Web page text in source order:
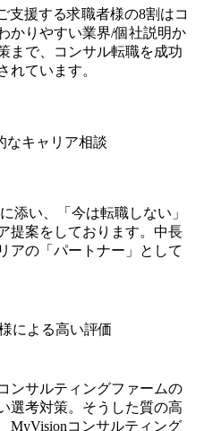
だわらず、アドバイスを素
る方
SU 1day選考会を開催いた
構築」や「物流・調達コ
的なテーマに留まらずクラ
「グリーントランスフォー
、グローバル知見と最新の
と社会価値の創造の取り組
ームです。 今回1day選考対
ります。 ・コンサルタント
】 ・コンサルタント(ECM/
SU】 ・SCM/ECMデータ・
SCM Strategy Unit(Strategy
ンサルタント(SCS SUオー
当日は全体での会社説明な
を予定しています ※1名あた
間半程度を想定しています
べく空けないよう調整して
ースもございます オンライ
実際のプロジェクトのケー
、複数のセッションを約1か
参加いただきます。コンサ
コンサルタントの具体的な
だきますので、戦略コンサ
方は、この機会にぜひご応
受験いただきます ・8月21
案内します ・初回プログラ
ベイン東京オフィス(六本木)
タントとの食事会、プロジ
ショップなどを実施します
採用面接を実施する予定で
調整いたします 初回プロ
※東京オフィスのみのご応
を含めたご応募はお受けい
い ● フルタイムでの職務経
オフィスのコンサルタント
● 英語・日本語ともにビジ
語でない方は日本語能力
ベルの日本語力(会話・読解
支援する求職者様の8割はコ
かりやすい業界/個社説明か
まで、コンサル転職を成功
れています。
なキャリア相談
添い、「今は転職しない」
提案をしております。中長
アの「パートナー」として
による高い評価
ンサルティングファームの
選考対策。そうした質の高
MyVisionコンサルティング